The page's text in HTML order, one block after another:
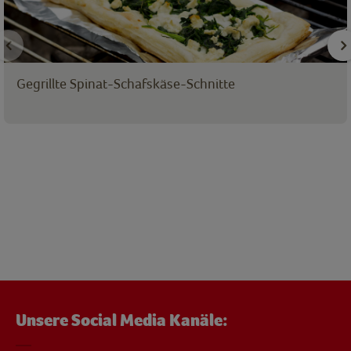
Gegrillte Spinat-Schafskäse-Schnitte
Unsere Social Media Kanäle: